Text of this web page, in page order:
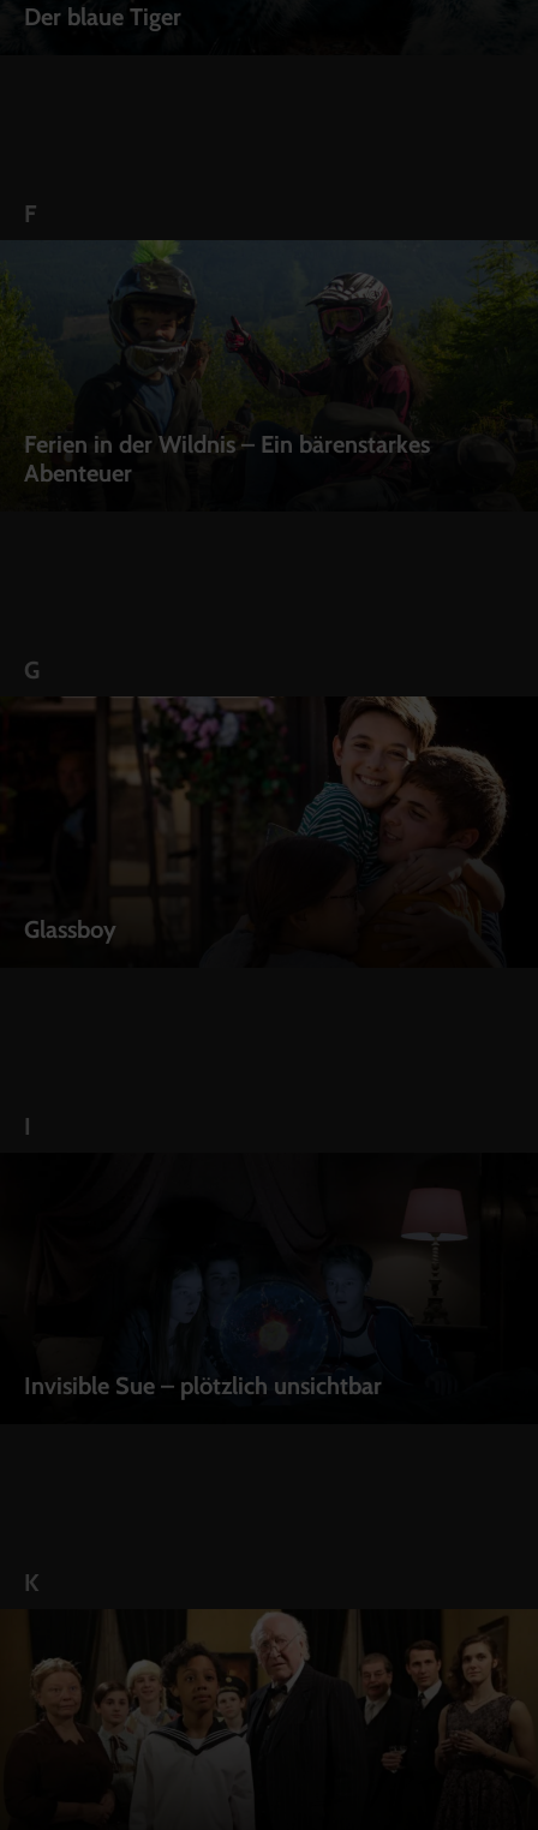
Der blaue Tiger
F
Ferien in der Wildnis – Ein bärenstarkes
Abenteuer
G
Glassboy
I
Invisible Sue – plötzlich unsichtbar
K